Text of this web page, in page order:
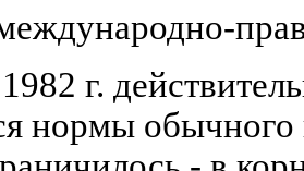
г.
нормы обычного